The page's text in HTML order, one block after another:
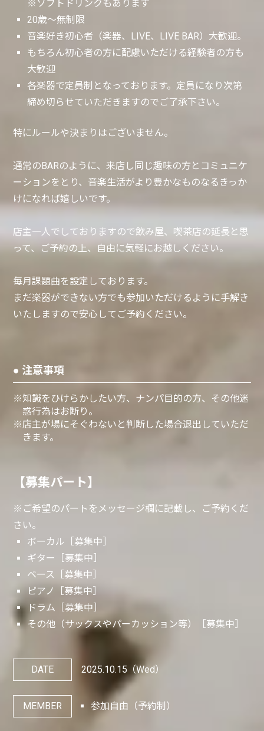
※ソフトドリンクもあります
20歳〜無制限
音楽好き初心者（楽器、LIVE、LIVE BAR）大歓迎。
もちろん初心者の方に配慮いただける経験者の方も
大歓迎
各楽器で定員制となっております。定員になり次第
締め切らせていただきますのでご了承下さい。
特にルールや決まりはございません。
通常のBARのように、来店し同じ趣味の方とコミュニケ
ーションをとり、音楽生活がより豊かなものなるきっか
けになれば嬉しいです。
店主一人でしておりますので飲み屋、喫茶店の延長と思
って、ご予約の上、自由に気軽にお越しください。
毎月課題曲を設定しております。
まだ楽器ができない方でも参加いただけるように手解き
いたしますので安心してご予約ください。
● 注意事項
※知識をひけらかしたい方、ナンパ目的の方、その他迷
惑行為はお断り。
※店主が場にそぐわないと判断した場合退出していただ
きます。
【募集パート】
※ご希望のパートをメッセージ欄に記載し、ご予約くだ
さい。
ボーカル［募集中］
ギター［募集中］
ベース［募集中］
ピアノ［募集中］
ドラム［募集中］
その他（サックスやパーカッション等）［募集中］
DATE 2025.10.15 （Wed）
MEMBER 参加自由（予約制）